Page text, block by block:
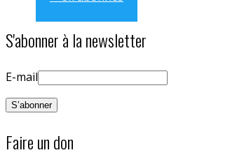
S'abonner à la newsletter
E-mail
Faire un don